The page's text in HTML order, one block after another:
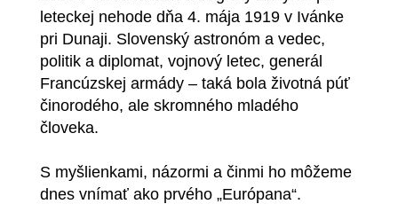
leteckej nehode dňa 4. mája 1919 v Ivánke
pri Dunaji. Slovenský astronóm a vedec,
politik a diplomat, vojnový letec, generál
Francúzskej armády – taká bola životná púť
činorodého, ale skromného mladého
človeka.
S myšlienkami, názormi a činmi ho môžeme
dnes vnímať ako prvého „Európana“.